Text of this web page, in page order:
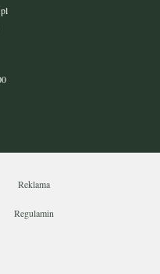
Reklama
Regulamin